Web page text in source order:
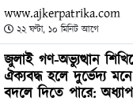
www.ajkerpatrika.com
২২ ঘণ্টা, ১০ মিনিট আগে
জুলাই গণ-অভ্যুত্থান
ঐক্যবদ্ধ হলে দুর্ভেদ্য
বদলে দিতে পারে: